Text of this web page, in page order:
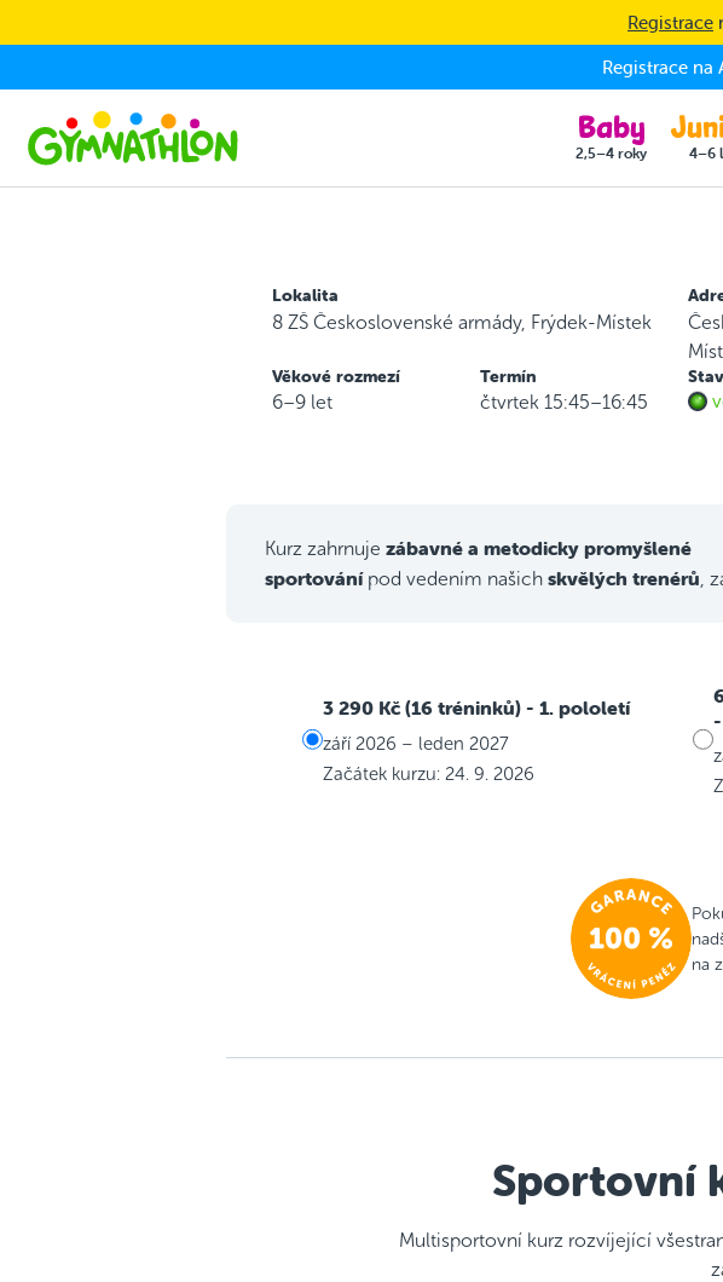
Registrace
Registrace
2,5–4 roky 4–6
Lokalita
8 ZŠ Československé armády, Frýdek-Místek
Věkové rozmezí
6–9 let
Termín
čtvrtek 15:45–16:45
Stav
Kurz zahrnuje zábavné a metodicky promyšlené
sportovánípod vedením našich skvělých trenérů ,
3 290 Kč (16 tréninků) - 1. pololetí
září 2026 – leden 2027
Začátek kurzu: 24. 9. 2026
na
Sportovní
Multisportovní kurz rozvíjející